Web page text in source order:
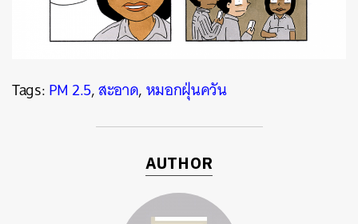
Tags:PM 2.5,สะอาด,หมอกฝุ่นควัน
AUTHOR